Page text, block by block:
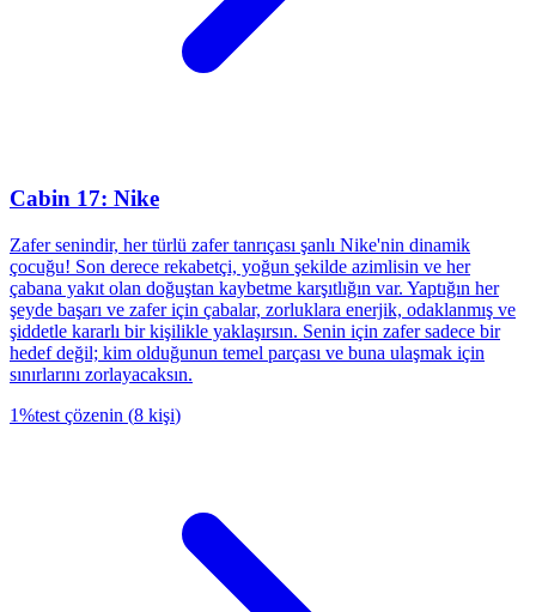
Cabin 17: Nike
Zafer senindir, her türlü zafer tanrıçası şanlı Nike'nin dinamik
çocuğu! Son derece rekabetçi, yoğun şekilde azimlisin ve her
çabana yakıt olan doğuştan kaybetme karşıtlığın var. Yaptığın her
şeyde başarı ve zafer için çabalar, zorluklara enerjik, odaklanmış ve
şiddetle kararlı bir kişilikle yaklaşırsın. Senin için zafer sadece bir
hedef değil; kim olduğunun temel parçası ve buna ulaşmak için
sınırlarını zorlayacaksın.
1%test çözenin (8 kişi)